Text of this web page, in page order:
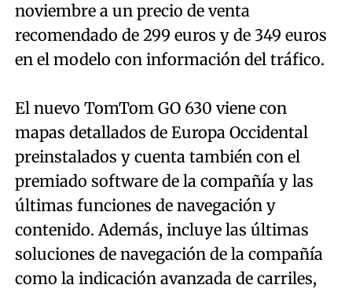
noviembre a un precio de venta
recomendado de 299 euros y de 349 euros
en el modelo con información del tráfico.
El nuevo TomTom GO 630 viene con
mapas detallados de Europa Occidental
preinstalados y cuenta también con el
premiado software de la compañía y las
últimas funciones de navegación y
contenido. Además, incluye las últimas
soluciones de navegación de la compañía
como la indicación avanzada de carriles,